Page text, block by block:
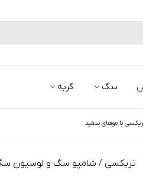
سگ گربه
با موهای سفید
تریکسی / شامپو سگ و لوسیون